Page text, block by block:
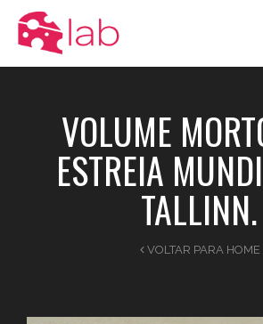
VOLUME
ESTREIA
TALLINN.
VOLTAR PARA HOME